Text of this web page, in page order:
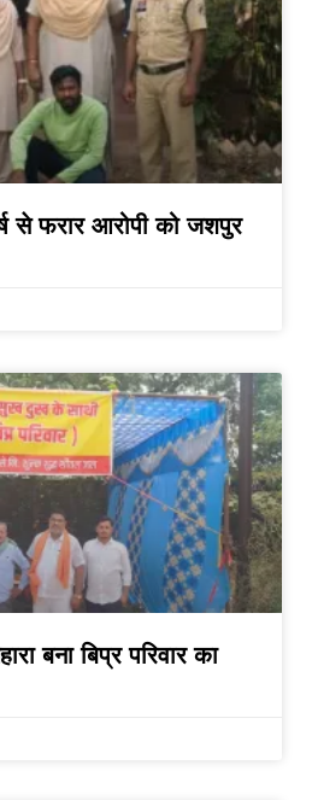
से फरार आरोपी को जशपुर
बना बिप्र परिवार का